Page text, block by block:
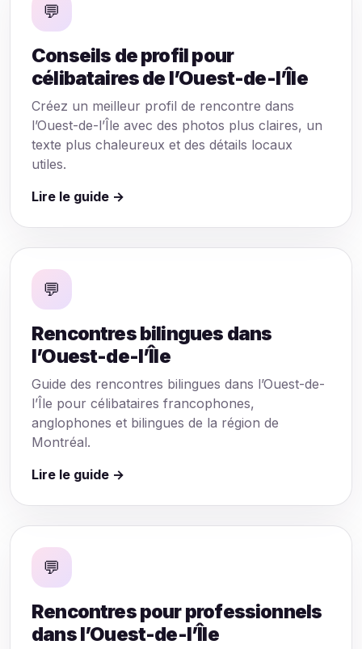
💬
Conseils de profil pour
célibataires de l’Ouest-de-l’Île
Créez un meilleur profil de rencontre dans
l’Ouest-de-l’Île avec des photos plus claires, un
texte plus chaleureux et des détails locaux
utiles.
Lire le guide →
💬
Rencontres bilingues dans
l’Ouest-de-l’Île
Guide des rencontres bilingues dans l’Ouest-de-
l’Île pour célibataires francophones,
anglophones et bilingues de la région de
Montréal.
Lire le guide →
💬
Rencontres pour professionnels
dans l’Ouest-de-l’Île